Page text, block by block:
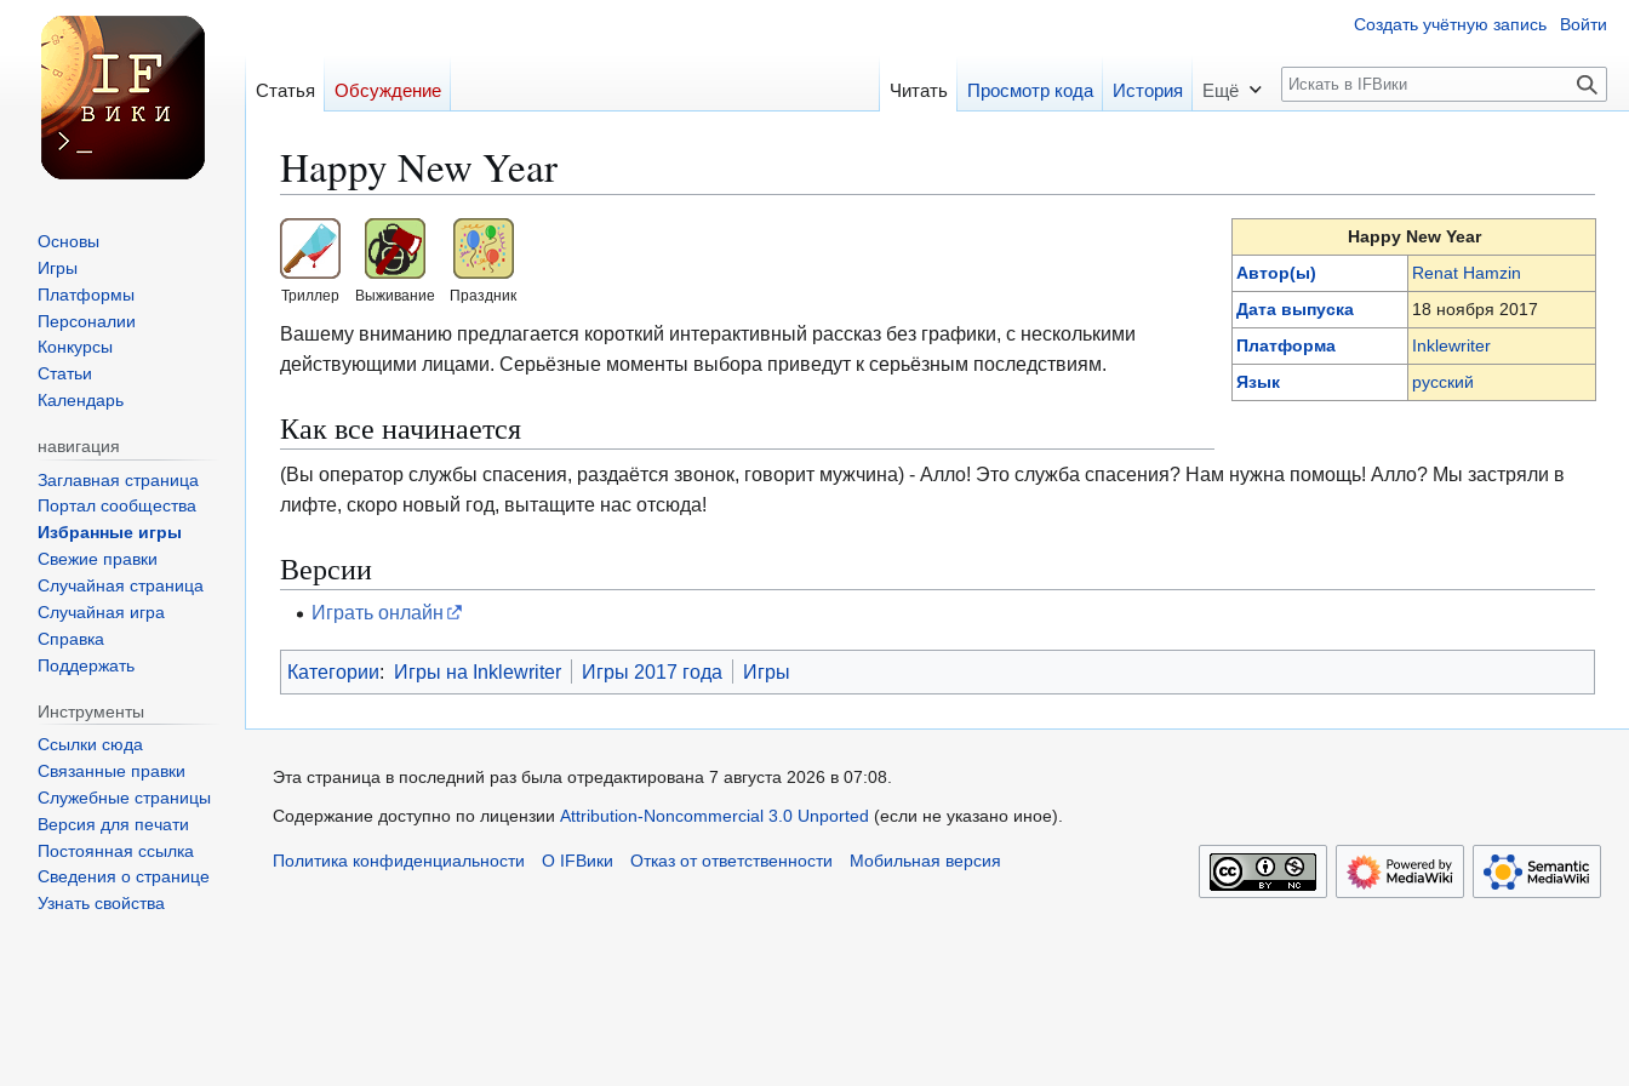
Happy New Year
Перейти
к
навигации
Перейти
к
поиску
Happy New Year
Автор(ы)
Renat Hamzin
Дата выпуска
18 ноября 2017
Платформа
Inklewriter
Язык
русский
Триллер Выживание Праздник
Вашему вниманию предлагается короткий интерактивный рассказ без графики, с несколькими
действующими лицами. Серьёзные моменты выбора приведут к серьёзным последствиям.
Как все начинается
(Вы оператор службы спасения, раздаётся звонок, говорит мужчина) - Алло! Это служба спасения? Нам нужна помощь! Алло? Мы застряли в
лифте, скоро новый год, вытащите нас отсюда!
Версии
Играть онлайн
Категории: Игры на Inklewriter Игры 2017 года Игры
Создать учётную запись Войти
Статья Обсуждение Читать Просмотр кода История Ещё
П
о
к
Основы
Игры
Платформы
Персоналии
Конкурсы
Статьи
Календарь
навигация
Заглавная страница
Портал сообщества
Избранные игры
Свежие правки
Случайная страница
Случайная игра
Справка
Поддержать
Инструменты
Ссылки сюда
Связанные правки
Служебные страницы
Версия для печати
Постоянная ссылка
Сведения о странице
Узнать свойства
Эта страница в последний раз была отредактирована 7 августа 2026 в 07:08.
Содержание доступно по лицензииAttribution-Noncommercial 3.0 Unported (если не указано иное).
Политика конфиденциальности О IFВики Отказ от ответственности Мобильная версия